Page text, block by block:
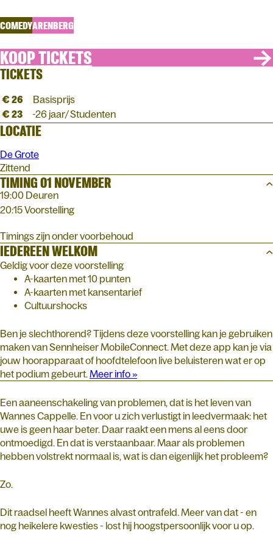
COMEDYARENBERG
KOOP TICKETS
TICKETS
€ 26
Basisprijs
€ 23
-26 jaar/ Studenten
LOCATIE
De Grote
Zittend
TIMING 01 NOVEMBER
19:00 Deuren
20:15 Voorstelling
Timings zijn onder voorbehoud
IEDEREEN WELKOM
Geldig voor deze voorstelling
A-kaarten met 10 punten
A-kaarten met kansentarief
Cultuurshocks
Ben je slechthorend? Tijdens deze voorstelling kan je gebruiken
maken van Sennheiser MobileConnect. Met deze app kan je via
jouw hoorapparaat of hoofdtelefoon live beluisteren wat er op
het podium gebeurt. Meer info »
Een aaneenschakeling van problemen, dat is het leven van
Wannes Cappelle. En voor u zich verlustigt in leedvermaak: het
uwe is geen haar beter. Daar raakt een mens al eens door
ontmoedigd. En dat is verstaanbaar. Maar als problemen
hebben volstrekt normaal is, wat is dan eigenlijk het probleem?
Zo.
Dit raadsel heeft Wannes alvast ontrafeld. Meer van dat - en
nog heikelere kwesties - lost hij hoogstpersoonlijk voor u op.